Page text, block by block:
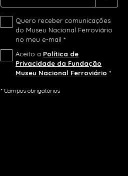
Quero receber comunicações
do Museu Nacional Ferroviário
no meu e-mail *
Aceito a Política de
Privacidade da Fundação
Museu Nacional Ferroviário *
* Campos obrigatórios